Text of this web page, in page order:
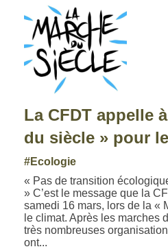
La CFDT appelle
du siècle » pour
#Ecologie
« Pas de transition
» C’est le message que la
samedi 16 mars, lors de la «
le climat. Après les marches
très nombreuses
ont...